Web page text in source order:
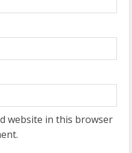
website in this browser